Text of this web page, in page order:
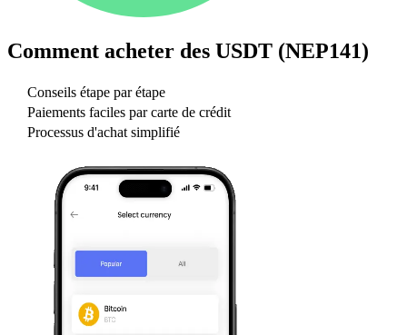
Comment acheter des USDT (NEP141)
Conseils étape par étape
Paiements faciles par carte de crédit
Processus d'achat simplifié